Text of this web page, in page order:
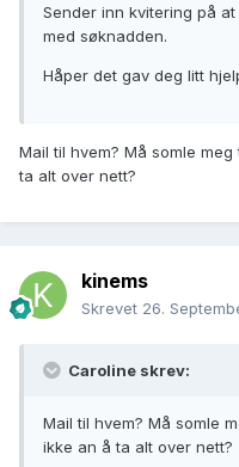
Sender inn kvitering på
med søknadden.
Håper det gav deg litt
Mail til hvem? Må somle
ta alt over nett?
kinems
Skrevet 26.
Caroline skrev:
Mail til hvem? Må somle
ikke an å ta alt over nett?